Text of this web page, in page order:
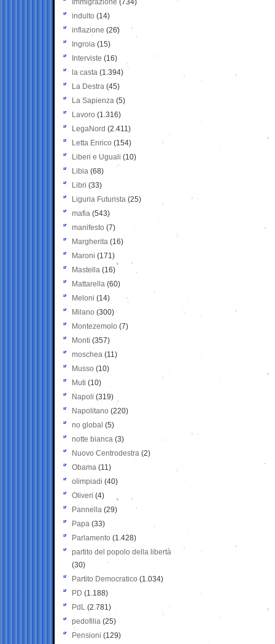
Immigrazione (734)
indulto (14)
inflazione (26)
Ingroia (15)
Interviste (16)
la casta (1.394)
La Destra (45)
La Sapienza (5)
Lavoro (1.316)
LegaNord (2.411)
Letta Enrico (154)
Liberi e Uguali (10)
Libia (68)
Libri (33)
Liguria Futurista (25)
mafia (543)
manifesto (7)
Margherita (16)
Maroni (171)
Mastella (16)
Mattarella (60)
Meloni (14)
Milano (300)
Montezemolo (7)
Monti (357)
moschea (11)
Musso (10)
Muti (10)
Napoli (319)
Napolitano (220)
no global (5)
notte bianca (3)
Nuovo Centrodestra (2)
Obama (11)
olimpiadi (40)
Oliveri (4)
Pannella (29)
Papa (33)
Parlamento (1.428)
partito del popolo della libertà
(30)
Partito Democratico (1.034)
PD (1.188)
PdL (2.781)
pedofilia (25)
Pensioni (129)